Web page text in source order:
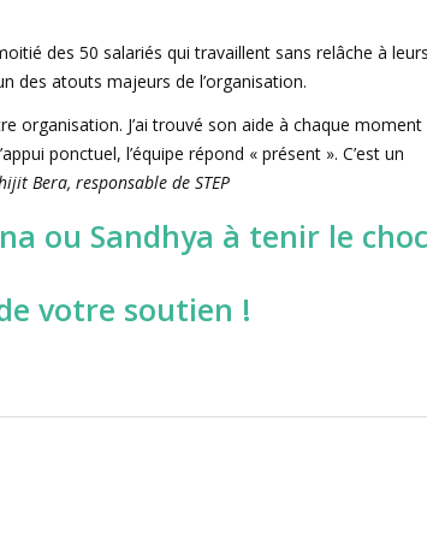
des 50 salariés qui travaillent sans relâche à
des atouts majeurs de l’organisation.
organisation. J’ai trouvé son aide à chaque moment
ponctuel, l’équipe répond « présent ». C’est un
Bera, responsable de STEP
ou Sandhya à tenir le
votre soutien !